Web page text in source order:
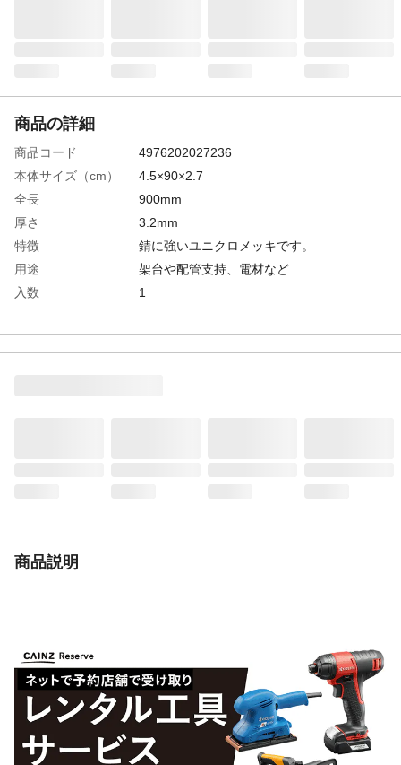
商品の詳細
商品コード
4976202027236
本体サイズ（cm）
4.5×90×2.7
全長
900mm
厚さ
3.2mm
特徴
錆に強いユニクロメッキです。
用途
架台や配管支持、電材など
入数
1
生産国
日本
商品説明